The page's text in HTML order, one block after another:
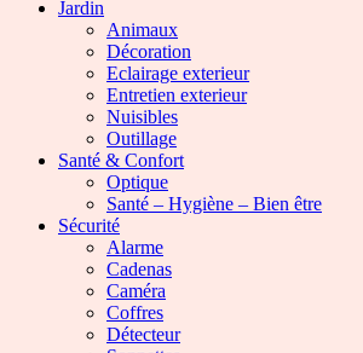
Jardin
Animaux
Décoration
Eclairage exterieur
Entretien exterieur
Nuisibles
Outillage
Santé & Confort
Optique
Santé – Hygiène – Bien être
Sécurité
Alarme
Cadenas
Caméra
Coffres
Détecteur